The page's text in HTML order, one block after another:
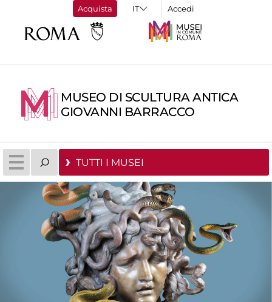
Acquista Accedi
MUSEO DI SCULTURA ANTICA
GIOVANNI BARRACCO
TUTTI I MUSEI